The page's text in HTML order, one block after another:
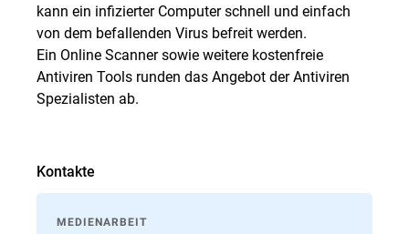
kann ein infizierter Computer schnell und einfach
von dem befallenden Virus befreit werden.
Ein Online Scanner sowie weitere kostenfreie
Antiviren Tools runden das Angebot der Antiviren
Spezialisten ab.
Kontakte
MEDIENARBEIT